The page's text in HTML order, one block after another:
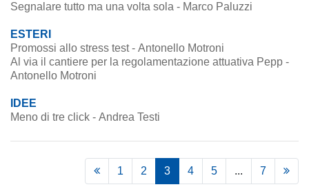
Segnalare tutto ma una volta sola - Marco Paluzzi
ESTERI
Promossi allo stress test - Antonello Motroni
Al via il cantiere per la regolamentazione attuativa Pepp -
Antonello Motroni
IDEE
Meno di tre click - Andrea Testi
1 2 3 4 5 ... 7